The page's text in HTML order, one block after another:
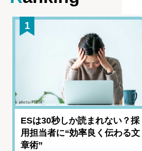
1
ESは30秒しか読まれない？採
用担当者に“効率良く伝わる文
章術”